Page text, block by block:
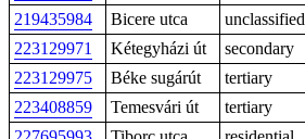
219435984
Bicere utca unclassified
223129971
Kétegyházi út secondary
223129975
Béke sugárút tertiary
223408859
Temesvári út tertiary